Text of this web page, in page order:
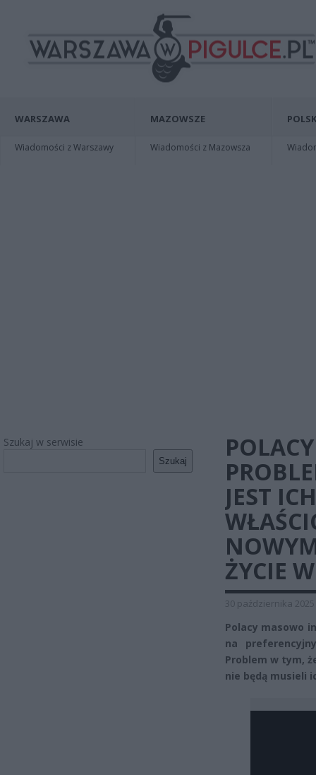
WARSZAWA
Wiadomości z Warszawy
MAZOWSZE
Wiadomości z Mazowsza
Szukaj w serwisie
Szukaj
JEST
ŻYCIE
30 października 2025
Polacy masowo
na
Problem w tym,
nie będą musieli